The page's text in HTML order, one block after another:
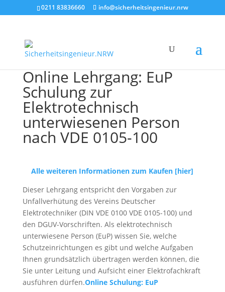
0211 83836660 info@sicherheitsingenieur.nrw
Online Lehrgang: EuP
Schulung zur
Elektrotechnisch
unterwiesenen Person
nach VDE 0105-100
Alle weiteren Informationen zum Kaufen [hier]
Dieser Lehrgang entspricht den Vorgaben zur
Unfallverhütung des Vereins Deutscher
Elektrotechniker (DIN VDE 0100 VDE 0105-​100) und
den DGUV-​Vorschriften. Als elektrotechnisch
unterwiesene Person (EuP) wissen Sie, welche
Schutzeinrichtungen es gibt und welche Aufgaben
Ihnen grundsätzlich übertragen werden können, die
Sie unter Leitung und Aufsicht einer Elektrofachkraft
ausführen dürfen.Online Schulung: EuP